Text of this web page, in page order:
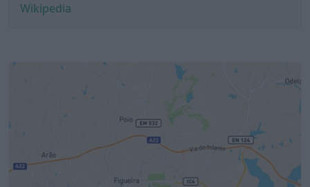
Wikipedia